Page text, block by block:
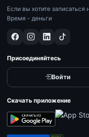
Если вы хотите
Время - деньги
Присоединяйтесь
Войти
Скачать приложение